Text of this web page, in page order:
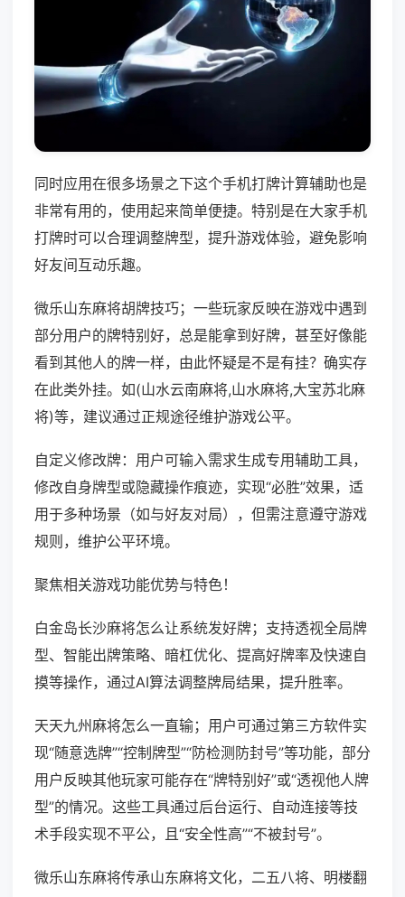
同时应用在很多场景之下这个手机打牌计算辅助也是
非常有用的，使用起来简单便捷。特别是在大家手机
打牌时可以合理调整牌型，提升游戏体验，避免影响
好友间互动乐趣。
微乐山东麻将胡牌技巧；一些玩家反映在游戏中遇到
部分用户的牌特别好，总是能拿到好牌，甚至好像能
看到其他人的牌一样，由此怀疑是不是有挂？确实存
在此类外挂。如(山水云南麻将,山水麻将,大宝苏北麻
将)等，建议通过正规途径维护游戏公平。
自定义修改牌：用户可输入需求生成专用辅助工具，
修改自身牌型或隐藏操作痕迹，实现“必胜”效果，适
用于多种场景（如与好友对局），但需注意遵守游戏
规则，维护公平环境。
聚焦相关游戏功能优势与特色！
白金岛长沙麻将怎么让系统发好牌；支持透视全局牌
型、智能出牌策略、暗杠优化、提高好牌率及快速自
摸等操作，通过AI算法调整牌局结果，提升胜率。
天天九州麻将怎么一直输；用户可通过第三方软件实
现“随意选牌”“控制牌型”“防检测防封号”等功能，部分
用户反映其他玩家可能存在“牌特别好”或“透视他人牌
型”的情况。这些工具通过后台运行、自动连接等技
术手段实现不平公，且“安全性高”“不被封号”。
微乐山东麻将传承山东麻将文化，二五八将、明楼翻